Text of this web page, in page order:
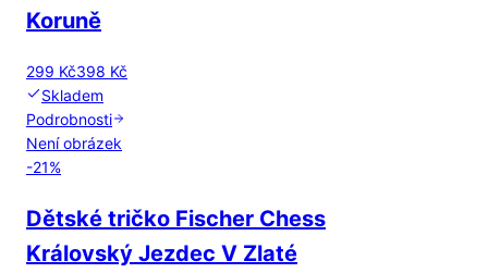
Koruně
299 Kč398 Kč
Skladem
Podrobnosti
Není obrázek
-21%
Dětské tričko Fischer Chess
Královský Jezdec V Zlaté